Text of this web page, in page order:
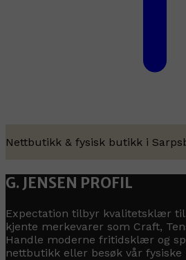
Nettbutikk & fysisk butikk i
G. JENSEN PROFIL
Expectation tilbyr kvalitetsklær
kjente merkevarer som Craft,
Handle moderne fritidsklær og
nettbutikk eller besøk vår